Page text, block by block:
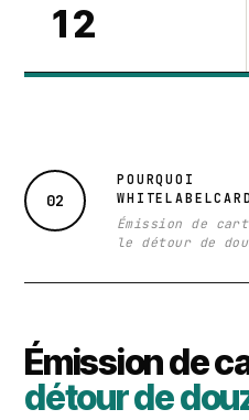
12
02
POURQUOI
WHITELABELCARD
Émission de
le détour de
Émission de
détour de